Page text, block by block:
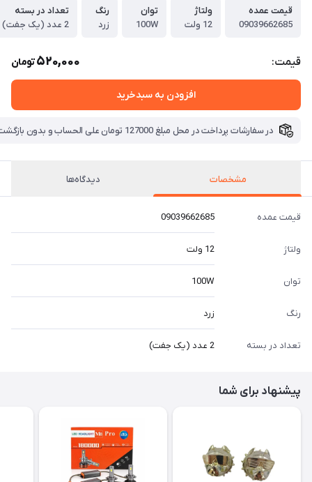
قیمت عمده
09039662685
ولتاژ
12 ولت
توان
100W
رنگ
زرد
تعداد در بسته
2 عدد (یک جفت)
قیمت: 520,000تومان
افزودن به سبدخرید
در سفارشات پرداخت در محل مبلغ 127000 تومان علی الحساب و بدون بازگشت بابت هزینه ارسال دریافت میگردد
مشخصات دیدگاه‌ها
قیمت عمده 09039662685
ولتاژ 12 ولت
توان 100W
رنگ زرد
تعداد در بسته 2 عدد (یک جفت)
پیشنهاد برای شما